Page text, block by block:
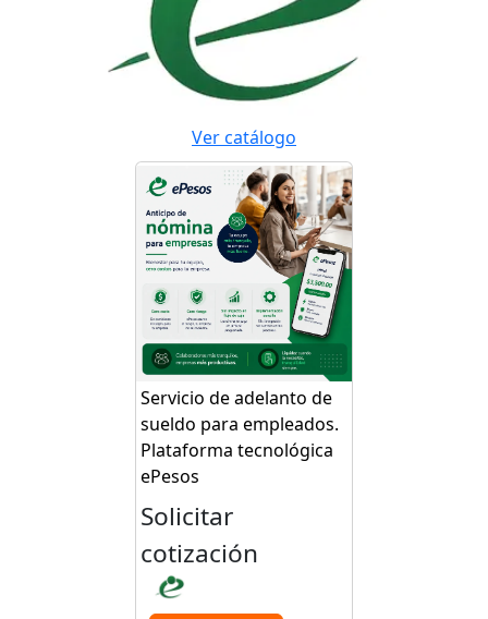
Ver catálogo
Servicio de adelanto de
sueldo para empleados.
Plataforma tecnológica
ePesos
Solicitar
cotización